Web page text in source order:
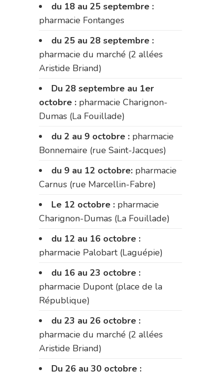
du 18 au 25 septembre :
pharmacie Fontanges
du 25 au 28 septembre :
pharmacie du marché (2 allées
Aristide Briand)
Du 28 septembre au 1er
octobre : pharmacie Charignon-
Dumas (La Fouillade)
du 2 au 9 octobre : pharmacie
Bonnemaire (rue Saint-Jacques)
du 9 au 12 octobre: pharmacie
Carnus (rue Marcellin-Fabre)
Le 12 octobre : pharmacie
Charignon-Dumas (La Fouillade)
du 12 au 16 octobre :
pharmacie Palobart (Laguépie)
du 16 au 23 octobre :
pharmacie Dupont (place de la
République)
du 23 au 26 octobre :
pharmacie du marché (2 allées
Aristide Briand)
Du 26 au 30 octobre :